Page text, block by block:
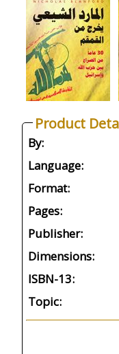
Product
By:
Language:
Format:
Pages:
Publisher:
Dimensions:
ISBN-13:
Topic: